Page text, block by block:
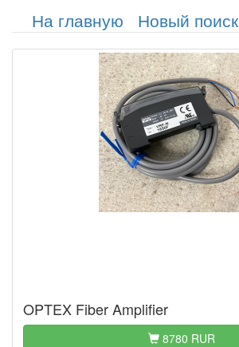
На главную Новый поиск
OPTEX Fiber Amplifier
8780 RUR